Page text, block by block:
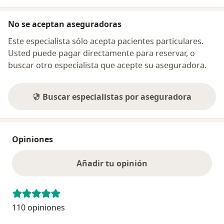
No se aceptan aseguradoras
Este especialista sólo acepta pacientes particulares.
Usted puede pagar directamente para reservar, o
buscar otro especialista que acepte su aseguradora.
Buscar especialistas por aseguradora
Opiniones
Añadir tu opinión
110 opiniones